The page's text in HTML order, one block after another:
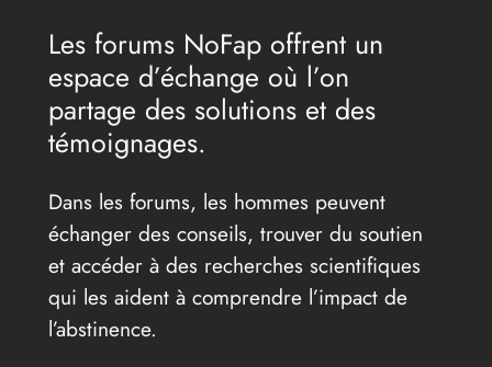
Les forums NoFap offrent un
espace d’échange où l’on
partage des solutions et des
témoignages.
Dans les forums, les hommes peuvent
échanger des conseils, trouver du soutien
et accéder à des recherches scientifiques
qui les aident à comprendre l’impact de
l’abstinence.